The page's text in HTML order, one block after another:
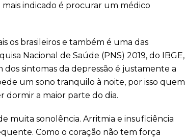
mais indicado é procurar um médico
os brasileiros e também é uma das
Nacional de Saúde (PNS) 2019, do IBGE,
dos sintomas da depressão é justamente a
um sono tranquilo à noite, por isso quem
dormir a maior parte do dia.
muita sonolência. Arritmia e insuficiência
Como o coração não tem força